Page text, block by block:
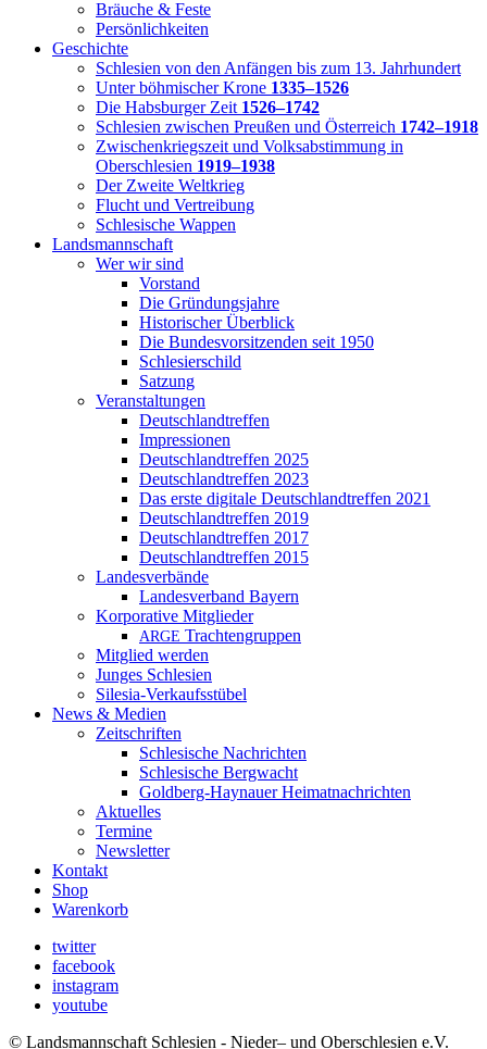
Bräuche & Feste
Persönlichkeiten
Geschichte
Schlesien von den Anfängen bis zum 13. Jahrhundert
Unter böhmischer Krone 1335–1526
Die Habsburger Zeit 1526–1742
Schlesien zwischen Preußen und Österreich 1742–1918
Zwischenkriegszeit und Volksabstimmung in
Oberschlesien 1919–1938
Der Zweite Weltkrieg
Flucht und Vertreibung
Schlesische Wappen
Landsmannschaft
Wer wir sind
Vorstand
Die Gründungsjahre
Historischer Überblick
Die Bundesvorsitzenden seit 1950
Schlesierschild
Satzung
Veranstaltungen
Deutschlandtreffen
Impressionen
Deutschlandtreffen 2025
Deutschlandtreffen 2023
Das erste digitale Deutschlandtreffen 2021
Deutschlandtreffen 2019
Deutschlandtreffen 2017
Deutschlandtreffen 2015
Landesverbände
Landesverband Bayern
Korporative Mitglieder
ARGE Trachtengruppen
Mitglied werden
Junges Schlesien
Silesia-Verkaufsstübel
News & Medien
Zeitschriften
Schlesische Nachrichten
Schlesische Bergwacht
Goldberg-Haynauer Heimatnachrichten
Aktuelles
Termine
Newsletter
Kontakt
Shop
Warenkorb
twitter
facebook
instagram
youtube
© Landsmannschaft Schlesien - Nieder– und Oberschlesien e.V.